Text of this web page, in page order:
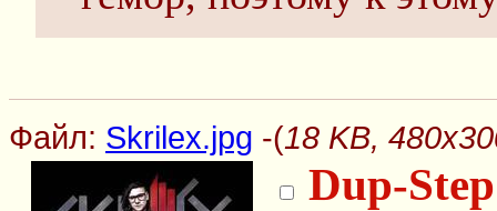
Файл: Skrilex.jpg -(18 KB,
Dup-Step